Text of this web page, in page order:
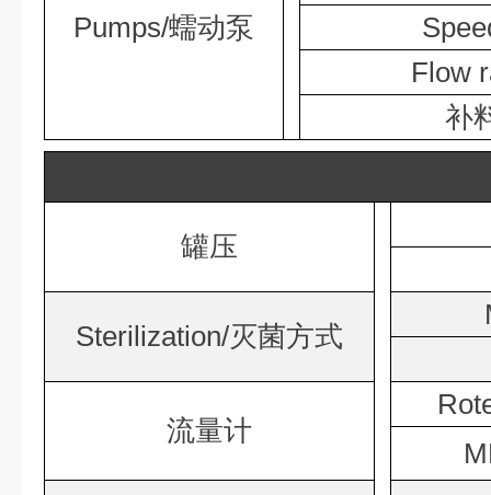
Pumps/蠕动泵
Flow
补
罐压
Sterilization/灭菌方式
流量计